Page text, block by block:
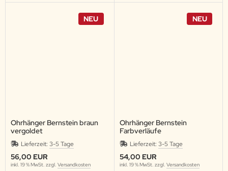
NEU
Ohrhänger Bernstein braun
vergoldet
Lieferzeit: 3-5 Tage
56,00 EUR
inkl. 19 % MwSt. zzgl. Versandkosten
NEU
Ohrhänger Bernstein
Farbverläufe
Lieferzeit: 3-5 Tage
54,00 EUR
inkl. 19 % MwSt. zzgl. Versandkosten